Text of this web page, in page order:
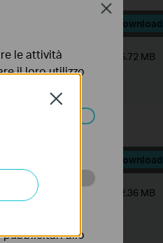
Download
Dimensioni file: 536.72 MB
Download
522.36 MB
Close
le attività
il loro utilizzo
essere
di
pubblicitari allo
Close